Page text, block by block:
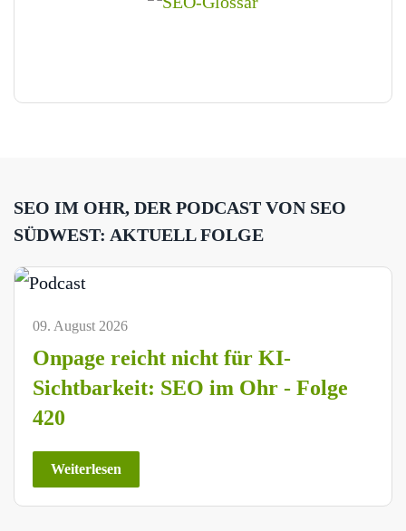
SEO IM OHR, DER PODCAST VON SEO
SÜDWEST: AKTUELL FOLGE
09. August 2026
Onpage reicht nicht für KI-
Sichtbarkeit: SEO im Ohr - Folge
420
Weiterlesen